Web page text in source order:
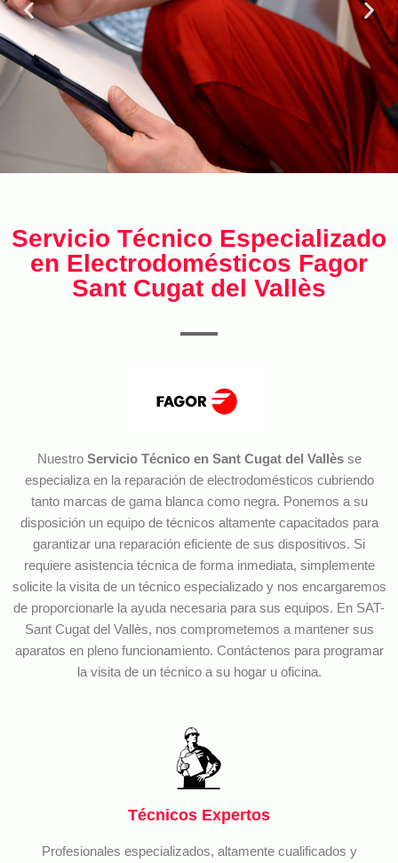
Servicio Técnico Especializado
en Electrodomésticos Fagor
Sant Cugat del Vallès
Nuestro Servicio Técnico en Sant Cugat del Vallèsse
especializa en la reparación de electrodomésticos cubriendo
tanto marcas de gama blanca como negra. Ponemos a su
disposición un equipo de técnicos altamente capacitados para
garantizar una reparación eficiente de sus dispositivos. Si
requiere asistencia técnica de forma inmediata, simplemente
solicite la visita de un técnico especializado y nos encargaremos
de proporcionarle la ayuda necesaria para sus equipos. En SAT-
Sant Cugat del Vallès, nos comprometemos a mantener sus
aparatos en pleno funcionamiento. Contáctenos para programar
la visita de un técnico a su hogar u oficina.
Técnicos Expertos
Profesionales especializados, altamente cualificados y